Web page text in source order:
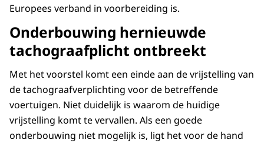
Europees verband in voorbereiding is.
Onderbouwing hernieuwde
tachograafplicht ontbreekt
Met het voorstel komt een einde aan de vrijstelling van
de tachograafverplichting voor de betreffende
voertuigen. Niet duidelijk is waarom de huidige
vrijstelling komt te vervallen. Als een goede
onderbouwing niet mogelijk is, ligt het voor de hand